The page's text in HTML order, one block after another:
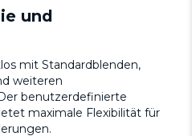
und
mit Standardblenden,
weiteren
benutzerdefinierte
maximale Flexibilität für